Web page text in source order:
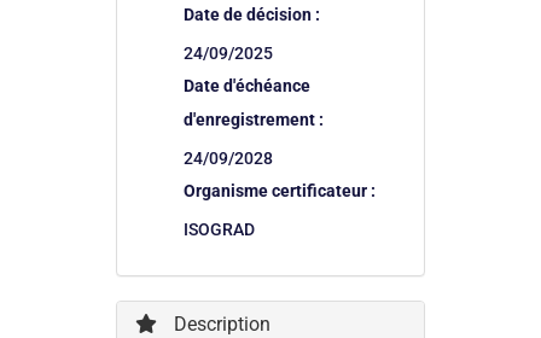
Date de décision :
24/09/2025
Date d'échéance
d'enregistrement :
24/09/2028
Organisme certificateur :
ISOGRAD
Description